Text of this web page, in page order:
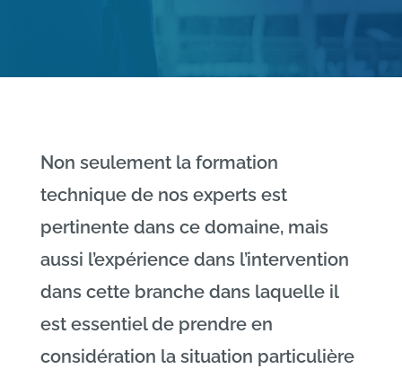
Non seulement la formation
technique de nos experts est
pertinente dans ce domaine, mais
aussi l’expérience dans l’intervention
dans cette branche dans laquelle il
est essentiel de prendre en
considération la situation particulière